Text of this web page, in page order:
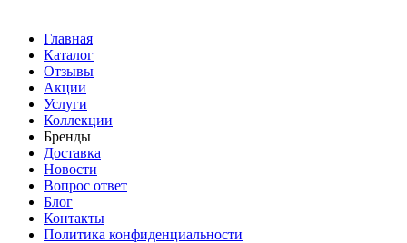
Главная
Каталог
Отзывы
Акции
Услуги
Коллекции
Бренды
Доставка
Новости
Вопрос ответ
Блог
Контакты
Политика конфиденциальности